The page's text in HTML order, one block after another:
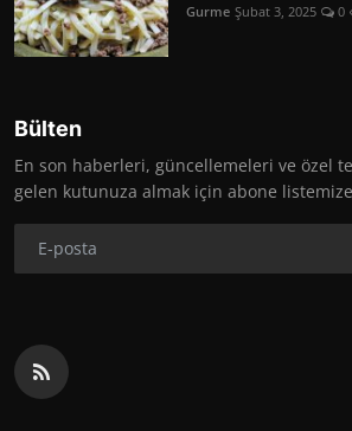
Gurme Şubat 3, 2025 0
Bülten
En son haberleri, güncellemeleri ve özel
gelen kutunuza almak için abone listemize